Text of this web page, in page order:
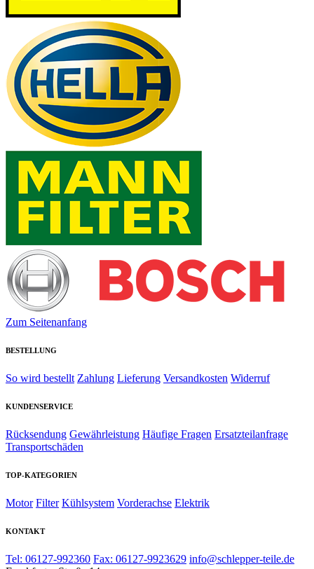
Zum Seitenanfang
BESTELLUNG
So wird bestellt Zahlung Lieferung Versandkosten Widerruf
KUNDENSERVICE
Rücksendung Gewährleistung Häufige Fragen Ersatzteilanfrage
Transportschäden
TOP-KATEGORIEN
Motor Filter Kühlsystem Vorderachse Elektrik
KONTAKT
Tel: 06127-992360 Fax: 06127-9923629 info@schlepper-teile.de